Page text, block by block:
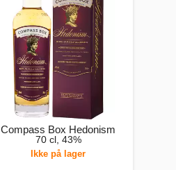
Compass Box Hedonism
70 cl, 43%
Ikke på lager